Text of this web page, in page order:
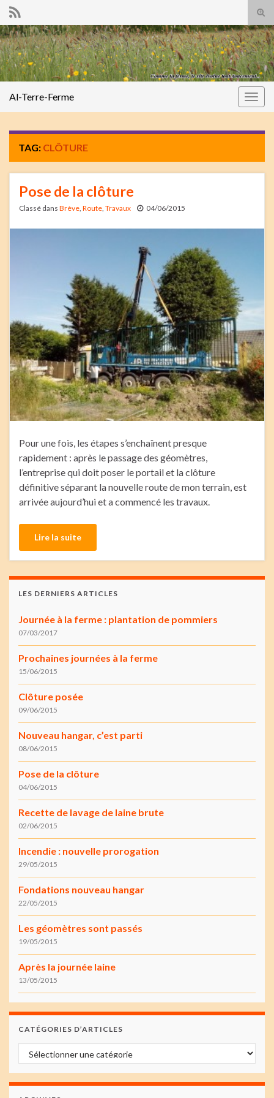
Search for:
Al-Terre-Ferme
TAG: CLÔTURE
Pose de la clôture
Classé dans Brève, Route, Travaux 04/06/2015
Pour une fois, les étapes s’enchaînent presque
rapidement : après le passage des géomètres,
l’entreprise qui doit poser le portail et la clôture
définitive séparant la nouvelle route de mon terrain, est
arrivée aujourd’hui et a commencé les travaux.
Lire la suite
LES DERNIERS ARTICLES
Journée à la ferme : plantation de pommiers
07/03/2017
Prochaines journées à la ferme
15/06/2015
Clôture posée
09/06/2015
Nouveau hangar, c’est parti
08/06/2015
Pose de la clôture
04/06/2015
Recette de lavage de laine brute
02/06/2015
Incendie : nouvelle prorogation
29/05/2015
Fondations nouveau hangar
22/05/2015
Les géomètres sont passés
19/05/2015
Après la journée laine
13/05/2015
CATÉGORIES D’ARTICLES
Catégories d’articles